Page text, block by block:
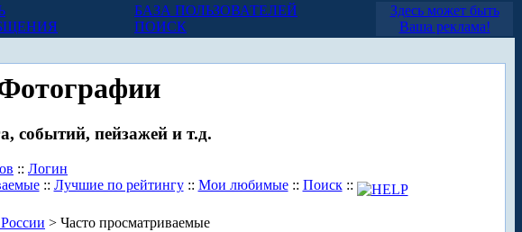
БАЗА ПОЛЬЗОВАТЕЛЕЙ
ПОИСК
Здесь может быть
Ваша реклама!
событий, пейзажей и т.д.
:: Логин
:: Лучшие по рейтингу:: Мои любимые:: Поиск::
> Часто просматриваемые